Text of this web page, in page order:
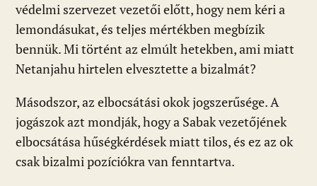
védelmi szervezet vezetői előtt, hogy nem kéri a
lemondásukat, és teljes mértékben megbízik
bennük. Mi történt az elmúlt hetekben, ami miatt
Netanjahu hirtelen elvesztette a bizalmát?
Másodszor, az elbocsátási okok jogszerűsége. A
jogászok azt mondják, hogy a Sabak vezetőjének
elbocsátása hűségkérdések miatt tilos, és ez az ok
csak bizalmi pozíciókra van fenntartva.